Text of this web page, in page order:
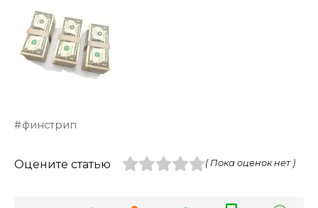
финстрип
Оцените статью ( Пока оценок нет )